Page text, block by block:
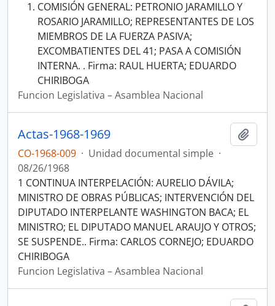
COMISIÓN GENERAL: PETRONIO JARAMILLO Y
ROSARIO JARAMILLO; REPRESENTANTES DE LOS
MIEMBROS DE LA FUERZA PASIVA;
EXCOMBATIENTES DEL 41; PASA A COMISIÓN
INTERNA. . Firma: RAUL HUERTA; EDUARDO
CHIRIBOGA
Funcion Legislativa – Asamblea Nacional
Actas-1968-1969
CO-1968-009 · Unidad documental simple ·
08/26/1968
1 CONTINUA INTERPELACIÓN: AURELIO DÁVILA;
MINISTRO DE OBRAS PÚBLICAS; INTERVENCIÓN DEL
DIPUTADO INTERPELANTE WASHINGTON BACA; EL
MINISTRO; EL DIPUTADO MANUEL ARAUJO Y OTROS;
SE SUSPENDE.. Firma: CARLOS CORNEJO; EDUARDO
CHIRIBOGA
Funcion Legislativa – Asamblea Nacional